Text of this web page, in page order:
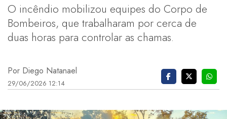
O incêndio mobilizou equipes do Corpo de
Bombeiros, que trabalharam por cerca de
duas horas para controlar as chamas.
Por Diego Natanael
29/06/2026 12:14